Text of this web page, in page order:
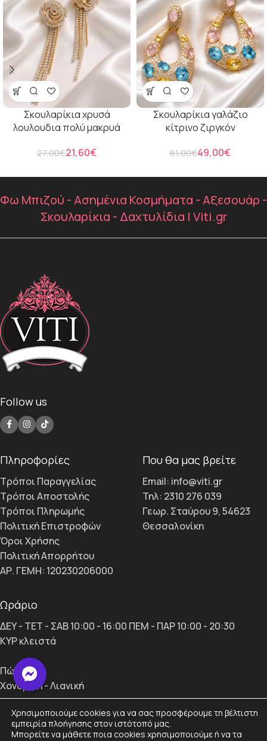
Σκουλαρίκια χρυσά
λουλουδια πολύ μακρυά
27,00€21,60€
Σκουλαρίκια γαλάζιο
κίτρινο ζιργκόν
61,00€49,00€
Φω Μπιζού - Ασημένια Κοσμήματα - Αξεσουάρ -
Σκουλαρίκια - Δαχτυλίδια | Viti.gr
Follow us
Πληροφορίες
Τρόποι Παραγγελίας
Τρόποι Αποστολής
Τρόποι Πληρωμής
Πολιτική Επιστροφών
Όροι Χρήσης
Πολιτική Απορρήτου
ΑΡ. ΓΕΜΗ: 120230206000
Που θα μας βρείτε
Email: info@viti.gr
Τηλ: 2310 276 039
Γεωρ. Σταύρου 9, 54623
Θεσσαλονίκη
Ωράριο
ΔΕΥ - ΤΕΤ - ΣΑΒ 10:00 - 16:00 ΠΕΜ - ΠΑΡ 10:00 - 20:30
ΚΥΡ κλειστά
Πώληση
Χονδρική - Λιανική
viti.gr © 2024 | bySmartmoves.
Χρησιμοποιούμε cookies για να σας προσφέρουμε τη βέλτιστη
εμπειρία πλοήγησης στον ιστότοπό μας.
Μπορείτε να μάθετε ποια cookies χρησιμοποιούμε ή να τα